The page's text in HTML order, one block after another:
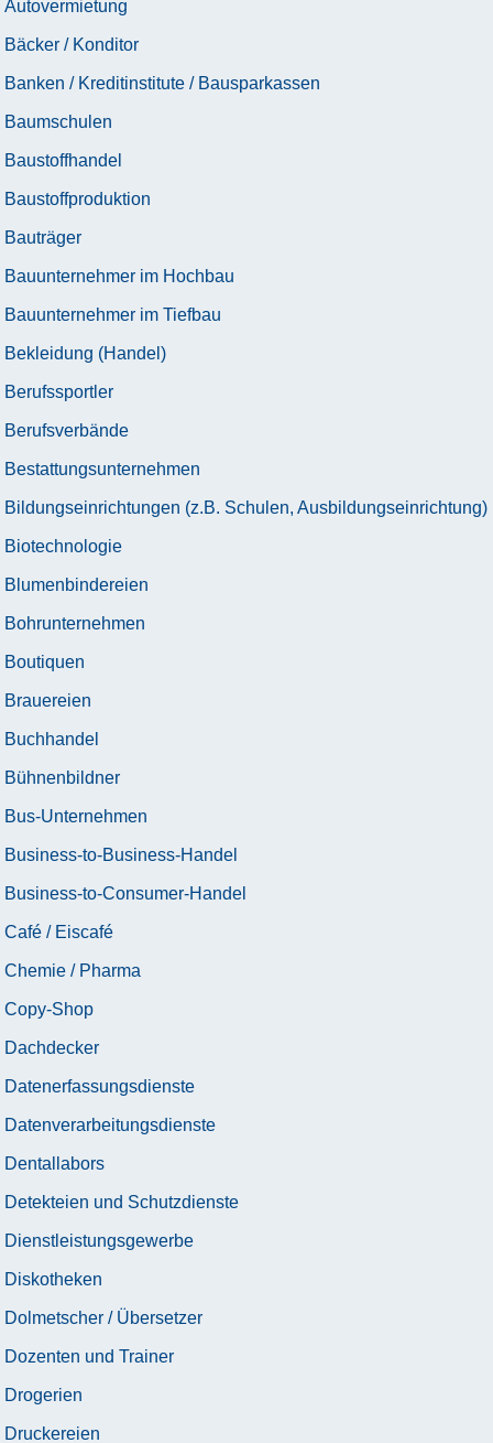
Autovermietung
Bäcker / Konditor
Banken / Kreditinstitute / Bausparkassen
Baumschulen
Baustoffhandel
Baustoffproduktion
Bauträger
Bauunternehmer im Hochbau
Bauunternehmer im Tiefbau
Bekleidung (Handel)
Berufssportler
Berufsverbände
Bestattungsunternehmen
Bildungseinrichtungen (z.B. Schulen, Ausbildungseinrichtung)
Biotechnologie
Blumenbindereien
Bohrunternehmen
Boutiquen
Brauereien
Buchhandel
Bühnenbildner
Bus-Unternehmen
Business-to-Business-Handel
Business-to-Consumer-Handel
Café / Eiscafé
Chemie / Pharma
Copy-Shop
Dachdecker
Datenerfassungsdienste
Datenverarbeitungsdienste
Dentallabors
Detekteien und Schutzdienste
Dienstleistungsgewerbe
Diskotheken
Dolmetscher / Übersetzer
Dozenten und Trainer
Drogerien
Druckereien